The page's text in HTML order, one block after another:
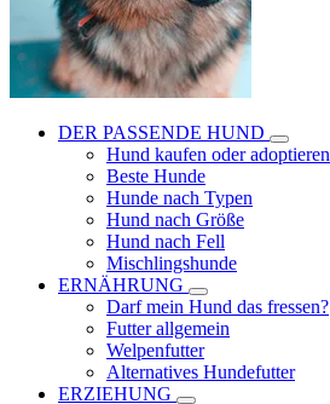
DER PASSENDE HUND
Hund kaufen oder adoptieren
Beste Hunde
Hunde nach Typen
Hund nach Größe
Hund nach Fell
Mischlingshunde
ERNÄHRUNG
Darf mein Hund das fressen?
Futter allgemein
Welpenfutter
Alternatives Hundefutter
ERZIEHUNG